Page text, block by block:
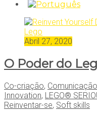
Abril 27, 2020
O Poder do
Co-criação, Comunicação
Innovation, LEGO®
Reinventar-se, Soft skills